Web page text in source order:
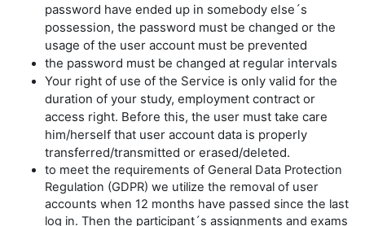
password have ended up in somebody else´s
possession, the password must be changed or the
usage of the user account must be prevented
the password must be changed at regular intervals
Your right of use of the Service is only valid for the
duration of your study, employment contract or
access right. Before this, the user must take care
him/herself that user account data is properly
transferred/transmitted or erased/deleted.
to meet the requirements of General Data Protection
Regulation (GDPR) we utilize the removal of user
accounts when 12 months have passed since the last
log in. Then the participant´s assignments and exams